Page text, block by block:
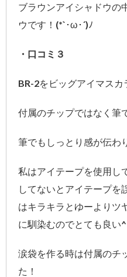
ブラウンアイシャドウの
ウです！(*`･ω･´)ﾉ
・口コミ３
BR-2をビッグアイマスカ
付属のチップではなく筆
筆でもしっとり感が伝わ
私はアイテープを使用し
してないとアイテープを
はキラキラとゆーよりツ
に馴染むのでとても良い
涙袋を作る時は付属のチ
た！